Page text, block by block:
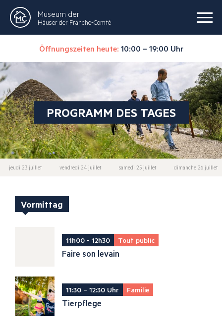
Museum der
Häuser der Franche-Comté
Öffnungszeiten heute: 10:00 – 19:00 Uhr
PROGRAMM DES TAGES
jeudi 23 juillet vendredi 24 juillet samedi 25 juillet dimanche 26 juillet
Vormittag
11h00 - 12h30 Tout public
Faire son levain
11:30 – 12:30 Uhr Familie
Tierpflege